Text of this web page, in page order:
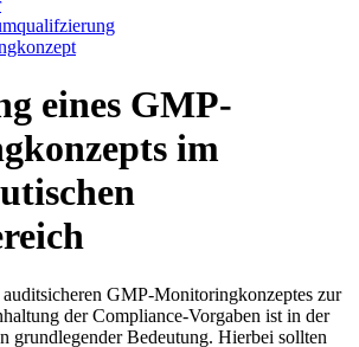
eines GMP-
im
GMP-Monitoringkonzeptes zur
der Compliance-Vorgaben ist in der
grundlegender Bedeutung. Hierbei sollten